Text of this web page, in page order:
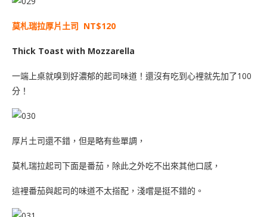
莫札瑞拉厚片土司 NT$120
Thick Toast with Mozzarella
一端上桌就嗅到好濃郁的起司味道！還沒有吃到心裡就先加了100
分！
厚片土司還不錯，但是略有些單調，
莫札瑞拉起司下面是番茄，除此之外吃不出來其他口感，
這裡番茄與起司的味道不太搭配，淺嚐是挺不錯的。